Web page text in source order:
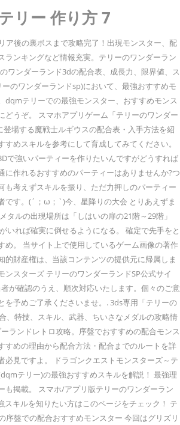
リー 作り方 7
ア後の裏ボスまで攻略完了！出現モンスター、配
ランキングなど情報充実。テリーのワンダーラン
ワンダーランド3dの配合表、成長力、限界値、ス
のワンダーランドsp)において、最強おすすめモ
dqmテリーでの最強モンスター、おすすめモンス
どうぞ。 スマホアプリゲーム「テリーのワンダー
場する魔戦士ルギウスの配合表・入手方法を紹
めスキルを参考にして育成してみてください。
で強いパーティーを作りたいんですがどうすれば
に作れるおすすめのパーティーはありませんか?つ
も考えずスキルを振り、ただ力押しのパーティー
です。(´；ω；`)今、星降りの大会 とりあえずま
タルの出現場所は「しはいの扉の21階～29階」
いれば確実に倒せるようになる。 確定で先手をと
め。 当サイト上で使用しているゲーム画像の著作
的財産権は、当該コンテンツの提供元に帰属しま
スターズ テリーのワンダーランドSP公式サイ
が確認のうえ、順次対応いたします。個々のご意
を予めご了承くださいませ。. 3ds専用「テリーの
、特技、スキル、武器、ちいさなメダルの攻略情
ランドレトロ攻略。序盤でおすすめの配合モンス
すめの理由から配合方法・配合までのルートを詳
必見ですよ。 ドラゴンクエストモンスターズ～テ
テリー)の最強おすすめスキルを解説！ 最強理
も掲載。 スマホ/アプリ版テリーのワンダーラン
スキルを知りたい方はこのページをチェック！ テ
序盤での配合おすすめモンスター 今回はグリズリ